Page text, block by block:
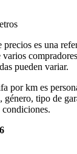
es una
varios
pueden variar.
por km es
género, tipo de